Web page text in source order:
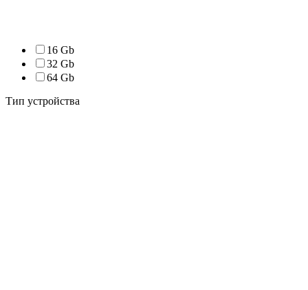
16 Gb
32 Gb
64 Gb
Тип устройства